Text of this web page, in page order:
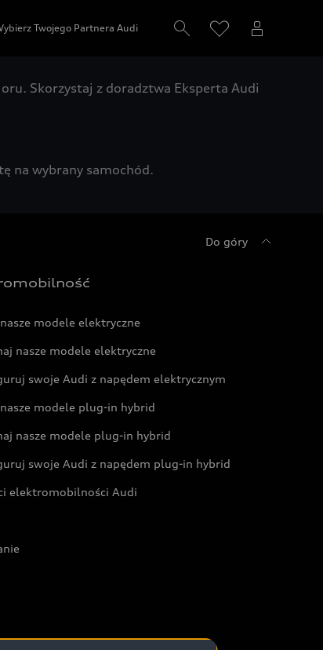
Twojego Partnera Audi
Skorzystaj z doradztwa Eksperta Audi
na wybrany samochód.
Do góry
modele elektryczne
nasze modele elektryczne
swoje Audi z napędem elektrycznym
modele plug-in hybrid
nasze modele plug-in hybrid
swoje Audi z napędem plug-in hybrid
elektromobilności Audi